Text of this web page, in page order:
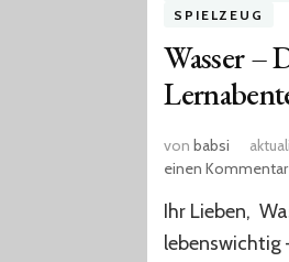
SPIELZEUG
Wasser –
vonbabsi
einen Kommentar
Ihr Lieben,
lebenswichtig